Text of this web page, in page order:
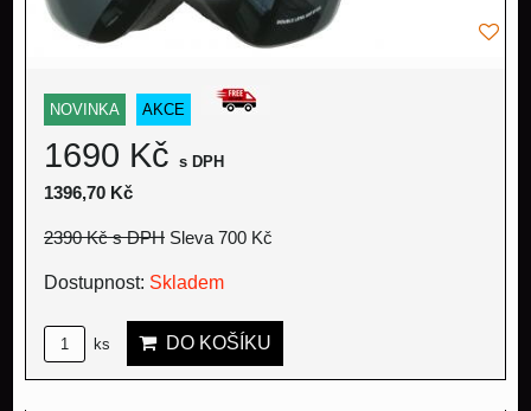
NOVINKA AKCE
1690 Kč s DPH
1396,70 Kč
2390 Kčs DPH Sleva 700 Kč
Dostupnost: Skladem
ks DO KOŠÍKU